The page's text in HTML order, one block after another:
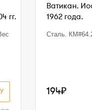
гг.
Ватикан.
1962 года.
Сталь.
194₽